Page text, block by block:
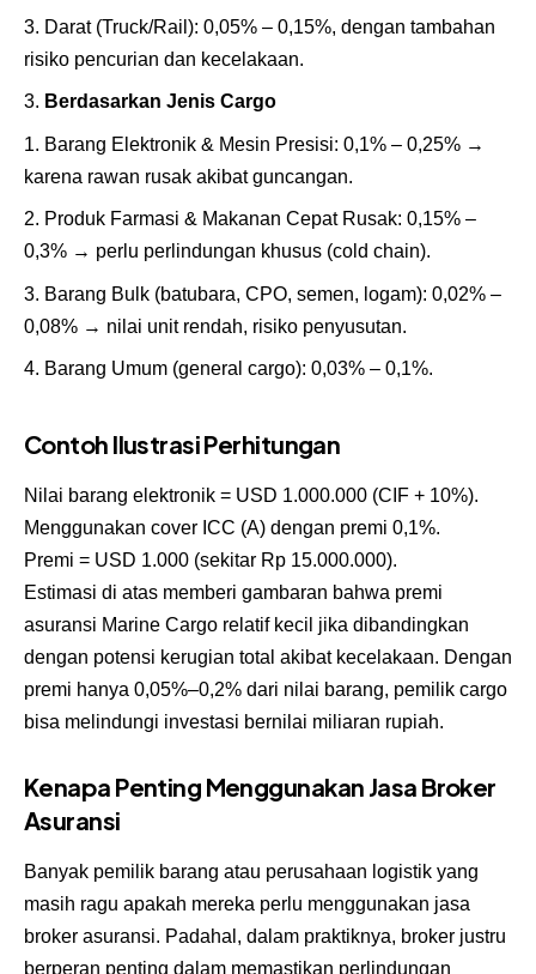
Darat (Truck/Rail): 0,05% – 0,15%, dengan tambahan
risiko pencurian dan kecelakaan.
Berdasarkan Jenis Cargo
Barang Elektronik & Mesin Presisi: 0,1% – 0,25% →
karena rawan rusak akibat guncangan.
Produk Farmasi & Makanan Cepat Rusak: 0,15% –
0,3% → perlu perlindungan khusus (cold chain).
Barang Bulk (batubara, CPO, semen, logam): 0,02% –
0,08% → nilai unit rendah, risiko penyusutan.
Barang Umum (general cargo): 0,03% – 0,1%.
Contoh Ilustrasi Perhitungan
Nilai barang elektronik = USD 1.000.000 (CIF + 10%).
Menggunakan cover ICC (A) dengan premi 0,1%.
Premi = USD 1.000 (sekitar Rp 15.000.000).
Estimasi di atas memberi gambaran bahwa premi
asuransi Marine Cargo relatif kecil jika dibandingkan
dengan potensi kerugian total akibat kecelakaan. Dengan
premi hanya 0,05%–0,2% dari nilai barang, pemilik cargo
bisa melindungi investasi bernilai miliaran rupiah.
Kenapa Penting Menggunakan Jasa Broker
Asuransi
Banyak pemilik barang atau perusahaan logistik yang
masih ragu apakah mereka perlu menggunakan jasa
broker asuransi. Padahal, dalam praktiknya, broker justru
berperan penting dalam memastikan perlindungan